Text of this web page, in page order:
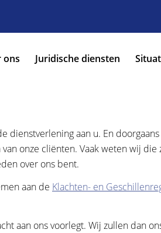
ons Juridische diensten
dienstverlening aan u. En
onze cliënten. Vaak weten wij die
over ons bent.
aan de Klachten- en
aan ons voorlegt. Wij zullen dan